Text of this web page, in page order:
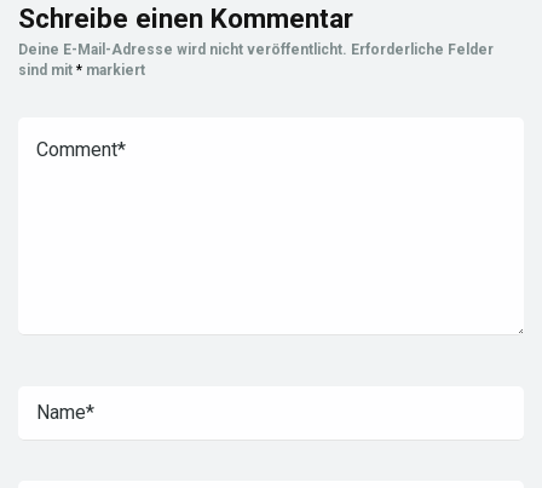
Schreibe einen Kommentar
Deine E-Mail-Adresse wird nicht veröffentlicht. Erforderliche Felder
sind mit * markiert